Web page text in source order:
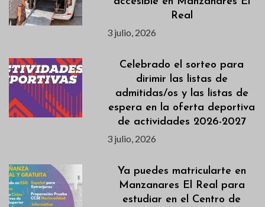
Real
3 julio, 2026
Celebrado el sorteo para
dirimir las listas de
admitidas/os y las listas de
espera en la oferta deportiva
de actividades 2026-2027
3 julio, 2026
Ya puedes matricularte en
Manzanares El Real para
estudiar en el Centro de